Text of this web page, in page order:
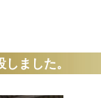
ました。